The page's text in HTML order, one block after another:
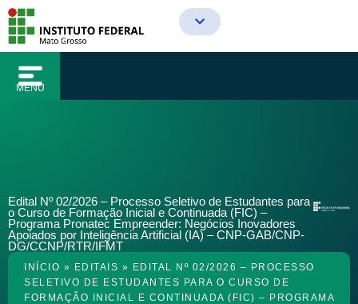
conteúdo
para
conteúdo
MENU
Edital Nº 02/2026 – Processo Seletivo de Estudantes para
o Curso de Formação Inicial e Continuada (FIC) –
Programa Pronatec Empreender: Negócios Inovadores
Apoiados por Inteligência Artificial (IA) – CNP-GAB/CNP-
DG/CCNP/RTR/IFMT
INÍCIO » EDITAIS » EDITAL Nº 02/2026 – PROCESSO
SELETIVO DE ESTUDANTES PARA O CURSO DE
FORMAÇÃO INICIAL E CONTINUADA (FIC) – PROGRAMA